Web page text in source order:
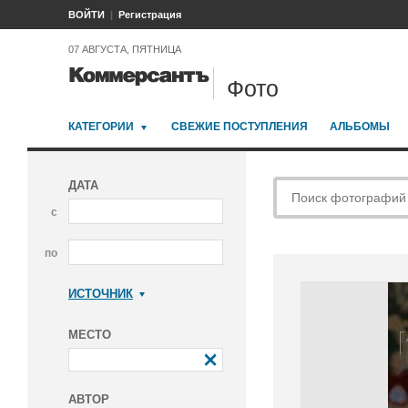
ВОЙТИ Регистрация
07 АВГУСТА, ПЯТНИЦА
Фото
КАТЕГОРИИ СВЕЖИЕ ПОСТУПЛЕНИЯ АЛЬБОМЫ
ДАТА
с
по
ИСТОЧНИК
МЕСТО
АВТОР